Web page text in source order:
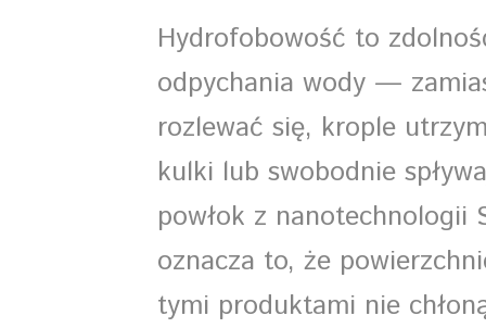
Hydrofobowość to
odpychania wody —
rozlewać się, krople
kulki lub swobodnie
powłok z nanotechnologii
oznacza to, że
tymi produktami nie